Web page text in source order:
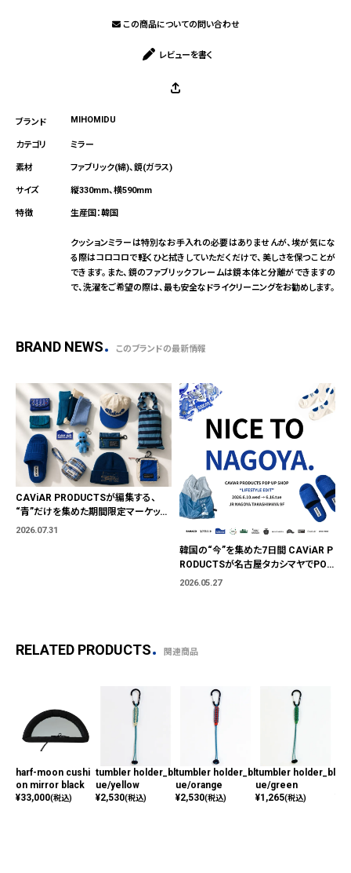
この商品についての問い合わせ
レビューを書く
MIHOMIDU
ミラー
ファブリック(綿)、鏡(ガラス)
縦330mm、横590mm
生産国：韓国
クッションミラーは特別なお手入れの必要はありませんが、埃が気にな
る際はコロコロで軽くひと拭きしていただくだけで、美しさを保つことが
できます。また、鏡のファブリックフレームは鏡本体と分離ができますの
で、洗濯をご希望の際は、最も安全なドライクリーニングをお勧めします。
BRAND NEWS このブランドの最新情報
CAViAR PRODUCTSが編集する、
“青”だけを集めた期間限定マーケット
「BLUE MARKET」が横浜に。ブランド
2026.07.31
韓国の“今”を集めた7日間 CAViAR P
RODUCTSが名古屋タカシマヤでPOP
UP開催
2026.05.27
RELATED PRODUCTS 関連商品
harf-moon cushi
on mirror black
¥33,000(税込)
tumbler holder_bl
ue/yellow
¥2,530(税込)
tumbler holder_bl
ue/orange
¥2,530(税込)
tumbler holder_bl
ue/green
¥1,265(税込)